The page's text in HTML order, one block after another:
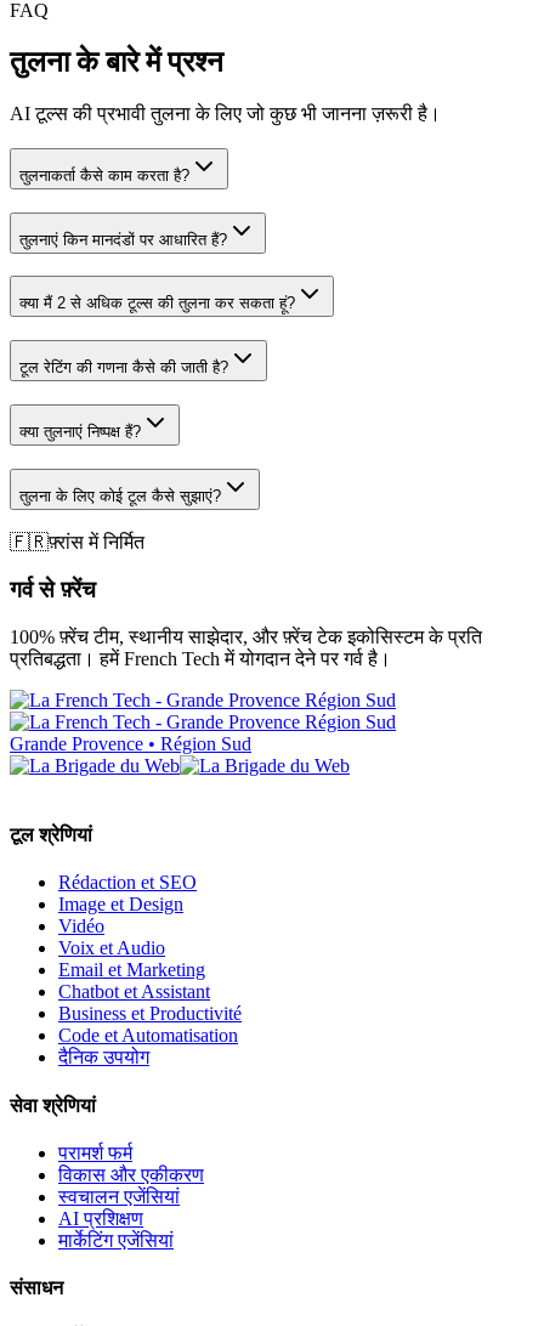
FAQ
तुलना के बारे में प्रश्न
AI टूल्स की प्रभावी तुलना के लिए जो कुछ भी जानना ज़रूरी है।
तुलनाकर्ता कैसे काम करता है?
तुलनाएं किन मानदंडों पर आधारित हैं?
क्या मैं 2 से अधिक टूल्स की तुलना कर सकता हूं?
टूल रेटिंग की गणना कैसे की जाती है?
क्या तुलनाएं निष्पक्ष हैं?
तुलना के लिए कोई टूल कैसे सुझाएं?
🇫🇷फ़्रांस में निर्मित
गर्व से फ़्रेंच
100% फ़्रेंच टीम, स्थानीय साझेदार, और फ़्रेंच टेक इकोसिस्टम के प्रति
प्रतिबद्धता। हमें French Tech में योगदान देने पर गर्व है।
Grande Provence • Région Sud
टूल श्रेणियां
Rédaction et SEO
Image et Design
Vidéo
Voix et Audio
Email et Marketing
Chatbot et Assistant
Business et Productivité
Code et Automatisation
दैनिक उपयोग
सेवा श्रेणियां
परामर्श फर्म
विकास और एकीकरण
स्वचालन एजेंसियां
AI प्रशिक्षण
मार्केटिंग एजेंसियां
संसाधन